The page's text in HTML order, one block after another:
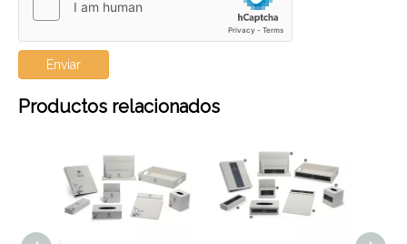
Enviar
Productos relacionados